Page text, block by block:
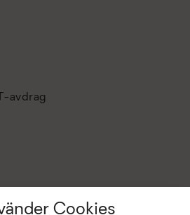
Cookies
avdrag